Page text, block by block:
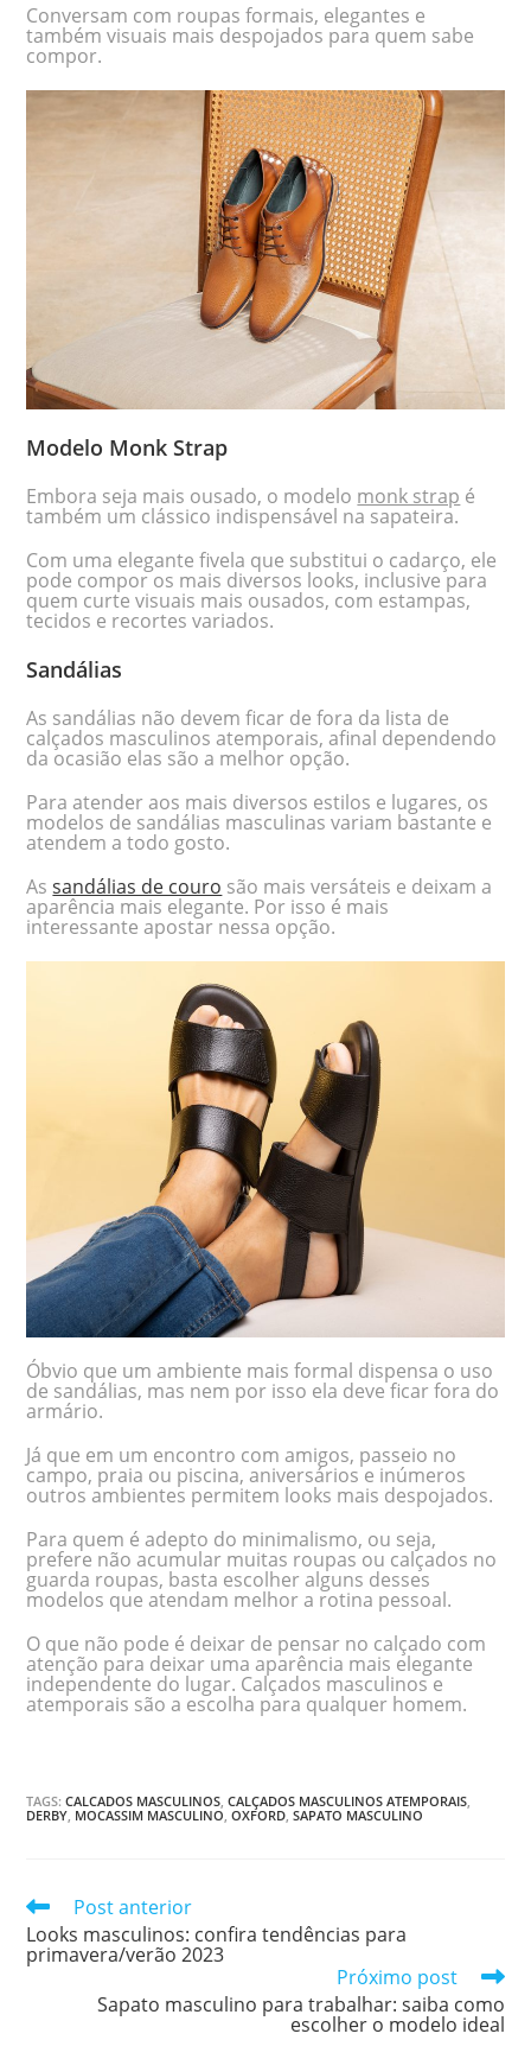
Conversam com roupas formais, elegantes e
também visuais mais despojados para quem sabe
compor.
Modelo Monk Strap
Embora seja mais ousado, o modelo monk strap é
também um clássico indispensável na sapateira.
Com uma elegante fivela que substitui o cadarço, ele
pode compor os mais diversos looks, inclusive para
quem curte visuais mais ousados, com estampas,
tecidos e recortes variados.
Sandálias
As sandálias não devem ficar de fora da lista de
calçados masculinos atemporais, afinal dependendo
da ocasião elas são a melhor opção.
Para atender aos mais diversos estilos e lugares, os
modelos de sandálias masculinas variam bastante e
atendem a todo gosto.
Assandálias de couro são mais versáteis e deixam a
aparência mais elegante. Por isso é mais
interessante apostar nessa opção.
Óbvio que um ambiente mais formal dispensa o uso
de sandálias, mas nem por isso ela deve ficar fora do
armário.
Já que em um encontro com amigos, passeio no
campo, praia ou piscina, aniversários e inúmeros
outros ambientes permitem looks mais despojados.
Para quem é adepto do minimalismo, ou seja,
prefere não acumular muitas roupas ou calçados no
guarda roupas, basta escolher alguns desses
modelos que atendam melhor a rotina pessoal.
O que não pode é deixar de pensar no calçado com
atenção para deixar uma aparência mais elegante
independente do lugar. Calçados masculinos e
atemporais são a escolha para qualquer homem.
TAGS:CALCADOS MASCULINOS CALÇADOS MASCULINOS ATEMPORAIS
DERBY MOCASSIM MASCULINO OXFORD SAPATO MASCULINO
Post anterior
Looks masculinos: confira tendências para
primavera/verão 2023
Próximo post
Sapato masculino para trabalhar: saiba como
escolher o modelo ideal